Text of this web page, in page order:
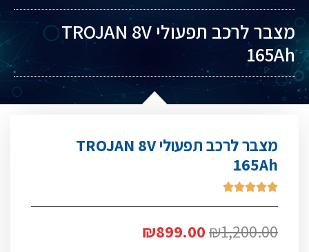
מצבר לרכב תפעולי TROJAN 8V
165Ah
מצבר לרכב תפעולי TROJAN 8V
165Ah





₪1,200.00
₪899.00